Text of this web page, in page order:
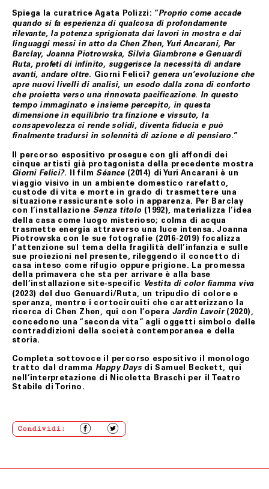
Fondazione Merz si riserva il diritto di risolvere il
contratto se, anche a seguito del perfezionamento dello
stesso, acquisite ulteriori informazioni, insorgessero
dubbi o perplessità in merito alla titolarità della carta di
credito utilizzata per l’acquisto.
Fondazione Merz, in tal caso, provvederà al rimborso del
pagamento effettuato mediante storno dell’importo
addebitato sulla carta di credito indicata dal Cliente.
Fondazione Merz, se informato di casi di forza maggiore,
evento non prevedibile, indisponibilità dei mezzi di
trasporto, ove tali casi possano provocare ritardo,
ovvero rendere la consegna del/i prodotto/i acquistati
difficile o impossibile, e/o fossero causa di significativo
aumento del costo a suo carico, si riserverà di risolvere
il contratto. In tali ipotesi, Fondazione Merz
comunicherà le proprie determinazioni all’indirizzo di
posta elettronica del Cliente.
Il Cliente, nei casi suindicati, avrà diritto ad ottenere il
rimborso del pagamento effettuato, che avverrà
mediante storno dell’importo addebitato sulla carta di
credito da lui indicata.
Resta esclusa ogni altra pretesa e/o richiesta di
risarcimento a qualsiasi titolo nei confronti di
Fondazione Merz.
ART. 10 LEGGE APPLICABILE
Le presenti condizioni generali di vendita sono
sottoposte alla Legge italiana.
Spiega la curatrice Agata Polizzi : “Proprio come accade
quando si fa esperienza di qualcosa di profondamente
rilevante, la potenza sprigionata dai lavori in mostra e dai
linguaggi messi in atto da Chen Zhen, Yuri Ancarani, Per
Barclay, Joanna Piotrowska, Silvia Giambrone e Genuardi
Ruta, profeti di infinito, suggerisce la necessità di andare
avanti, andare oltre. Giorni Felici? genera un’evoluzione che
apre nuovi livelli di analisi, un esodo dalla zona di conforto
che proietta verso una rinnovata pacificazione. In questo
tempo immaginato e insieme percepito, in questa
dimensione in equilibrio tra finzione e vissuto, la
consapevolezza ci rende solidi, diventa fiducia e può
finalmente tradursi in solennità di azione e di pensiero.”
Il percorso espositivo prosegue con gli affondi dei
cinque artisti già protagonista della precedente mostra
Giorni Felici?. Il film Séance(2014) di Yuri Ancarani è un
viaggio visivo in un ambiente domestico rarefatto,
custode di vita e morte in grado di trasmettere una
situazione rassicurante solo in apparenza. Per Barclay
con l’installazione Senza titolo(1992), materializza l’idea
della casa come luogo misterioso; colma di acqua
trasmette energia attraverso una luce intensa. Joanna
Piotrowska con le sue fotografie (2016-2019) focalizza
l’attenzione sul tema della fragilità dell’infanzia e sulle
sue proiezioni nel presente, rileggendo il concetto di
casa inteso come rifugio oppure prigione. La promessa
della primavera che sta per arrivare è alla base
dell’installazione site-specific
Vestita di color fiamma viva
(2023) del duo Genuardi/Ruta, un tripudio di colore e
speranza, mentre i cortocircuiti che caratterizzano la
ricerca di Chen Zhen, qui con l’opera Jardin Lavoir(2020),
concedono una “seconda vita” agli oggetti simbolo delle
contraddizioni della società contemporanea e della
storia.
Completa sottovoce il percorso espositivo il monologo
tratto dal dramma Happy Daysdi Samuel Beckett , qui
nell’interpretazione di Nicoletta Braschi per il Teatro
Stabile di Torino.
Condividi: